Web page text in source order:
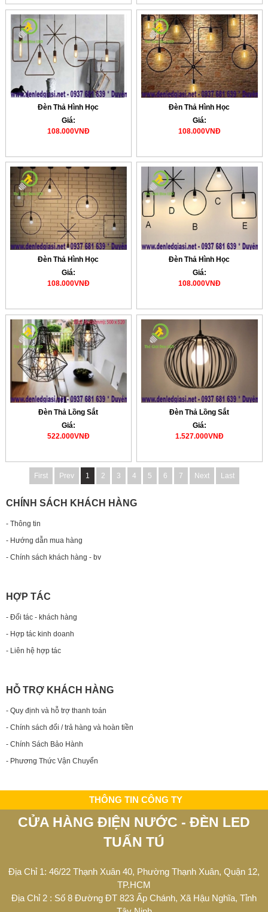
Đèn Thả Hình Học
Giá:
108.000VNĐ
Đèn Thả Hình Học
Giá:
108.000VNĐ
Đèn Thả Hình Học
Giá:
108.000VNĐ
Đèn Thả Hình Học
Giá:
108.000VNĐ
Đèn Thả Lồng Sắt
Giá:
522.000VNĐ
Đèn Thả Lồng Sắt
Giá:
1.527.000VNĐ
First Prev 1 2 3 4 5 6 7 Next Last
CHÍNH SÁCH KHÁCH HÀNG
- Thông tin
- Hướng dẫn mua hàng
- Chính sách khách hàng - bv
HỢP TÁC
- Đối tác - khách hàng
- Hợp tác kinh doanh
- Liên hệ hợp tác
HỖ TRỢ KHÁCH HÀNG
- Quy định và hỗ trợ thanh toán
- Chính sách đổi / trả hàng và hoàn tiền
- Chính Sách Bảo Hành
- Phương Thức Vận Chuyển
THÔNG TIN CÔNG TY
CỬA HÀNG ĐIỆN NƯỚC - ĐÈN LED
TUẤN TÚ
Địa Chỉ 1: 46/22 Thạnh Xuân 40, Phường Thạnh Xuân, Quận 12,
TP.HCM
Địa Chỉ 2 : Số 8 Đường ĐT 823 Ấp Chánh, Xã Hậu Nghĩa, Tỉnh